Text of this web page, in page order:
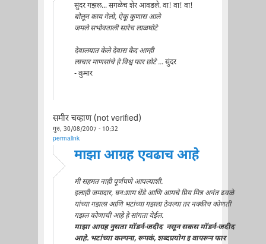
सुंदर गझल... सगळेच शेर आवडले. वा! वा! वा!
बोलून काय गेलो, ऐकू कुणास आले
जमले सभोवताली सारेच लाळघोटे
देवालयात केले देवास कैद आम्ही
लाचार माणसांचे हे विश्व फार छोटे ... सुंदर
- कुमार
समीर चव्हाण (not verified)
गुरु, 30/08/2007 - 10:32
permalink
माझा आग्रह एवढाच आहे
मी सहमत नाही पूर्णपणे आपल्याशी.
इलाही जमादार, घनःशाम धेंडे आणि आमचे प्रिय मित्र अनंत ढवळे
यांच्या गझला आणि भटांच्या गझला ठेवल्या तर नक्कीच कोणती
गझल कोणाची आहे हे सांगता येईल.
माझा आग्रह नुसता मॉडर्न-जदीद नसून सकस मॉडर्न-जदीद
आहे. भटांच्या कल्पना, रूपकं, शब्दप्रयोग इ वापरून फार